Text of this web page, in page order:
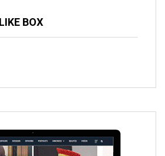
BOX